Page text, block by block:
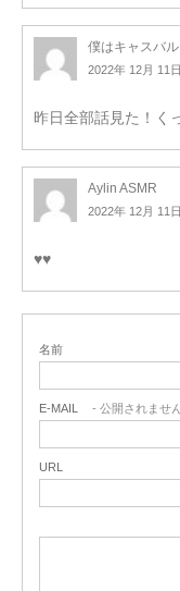
僕はキャスバル
2022年 12月 11日
昨日全部話見た！く
Aylin ASMR
2022年 12月 11日
♥️♥️
名前
E-MAIL - 公開されませ
URL